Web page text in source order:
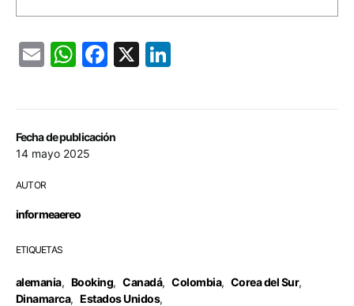
Fecha de publicación
14 mayo 2025
AUTOR
informeaereo
ETIQUETAS
alemania, Booking, Canadá, Colombia, Corea del Sur,
Dinamarca, Estados Unidos,
EmailWhatsApp
Facebook
X